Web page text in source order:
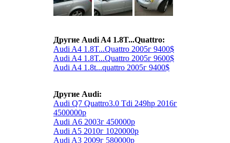
Другие Audi A4 1.8T...Quattro:
Audi A4 1.8T...Quattro 2005г 9400$
Audi A4 1.8T...Quattro 2005г 9600$
Audi A4 1.8t...quattro 2005г 9400$
Другие Audi:
Audi Q7 Quattro3.0 Tdi 249hp 2016г
4500000р
Audi А6 2003г 450000р
Audi A5 2010г 1020000р
Audi A3 2009г 580000р